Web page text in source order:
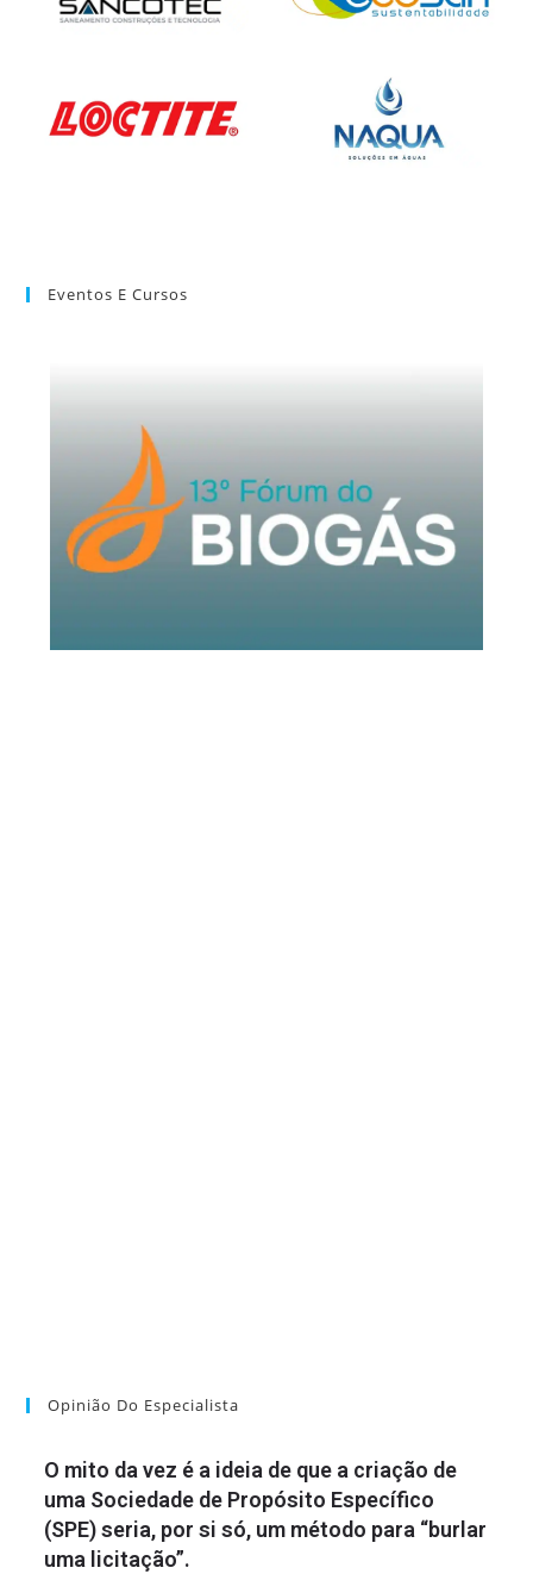
Eventos E Cursos
Opinião Do Especialista
O mito da vez é a ideia de que a criação de
uma Sociedade de Propósito Específico
(SPE) seria, por si só, um método para “burlar
uma licitação”.